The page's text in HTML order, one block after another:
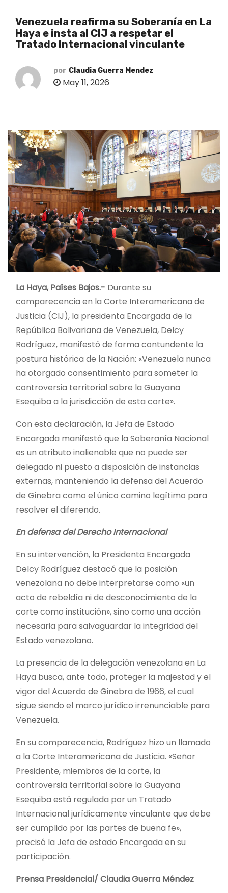
Venezuela reafirma su Soberanía en La
Haya e insta al CIJ a respetar el
Tratado Internacional vinculante
por Claudia Guerra Mendez
May 11, 2026
La Haya, Países Bajos.- Durante su
comparecencia en la Corte Interamericana de
Justicia (CIJ), la presidenta Encargada de la
República Bolivariana de Venezuela, Delcy
Rodríguez, manifestó de forma contundente la
postura histórica de la Nación: «Venezuela nunca
ha otorgado consentimiento para someter la
controversia territorial sobre la Guayana
Esequiba a la jurisdicción de esta corte».
Con esta declaración, la Jefa de Estado
Encargada manifestó que la Soberanía Nacional
es un atributo inalienable que no puede ser
delegado ni puesto a disposición de instancias
externas, manteniendo la defensa del Acuerdo
de Ginebra como el único camino legítimo para
resolver el diferendo.
En defensa del Derecho Internacional
En su intervención, la Presidenta Encargada
Delcy Rodríguez destacó que la posición
venezolana no debe interpretarse como «un
acto de rebeldía ni de desconocimiento de la
corte como institución», sino como una acción
necesaria para salvaguardar la integridad del
Estado venezolano.
La presencia de la delegación venezolana en La
Haya busca, ante todo, proteger la majestad y el
vigor del Acuerdo de Ginebra de 1966, el cual
sigue siendo el marco jurídico irrenunciable para
Venezuela.
En su comparecencia, Rodríguez hizo un llamado
a la Corte Interamericana de Justicia. «Señor
Presidente, miembros de la corte, la
controversia territorial sobre la Guayana
Esequiba está regulada por un Tratado
Internacional jurídicamente vinculante que debe
ser cumplido por las partes de buena fe»,
precisó la Jefa de estado Encargada en su
participación.
Prensa Presidencial/ Claudia Guerra Méndez